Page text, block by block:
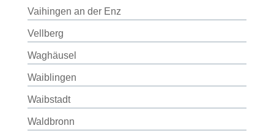
Vaihingen an der Enz
Vellberg
Waghäusel
Waiblingen
Waibstadt
Waldbronn